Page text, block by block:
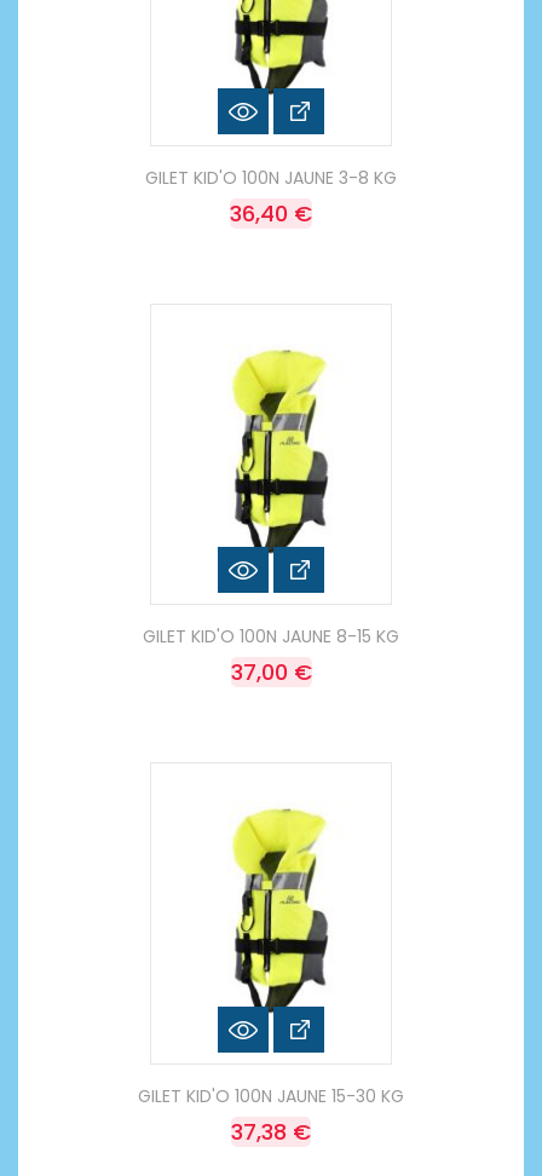
GILET KID'O 100N JAUNE 3-8 KG
36,40 €
GILET KID'O 100N JAUNE 8-15 KG
37,00 €
GILET KID'O 100N JAUNE 15-30 KG
37,38 €